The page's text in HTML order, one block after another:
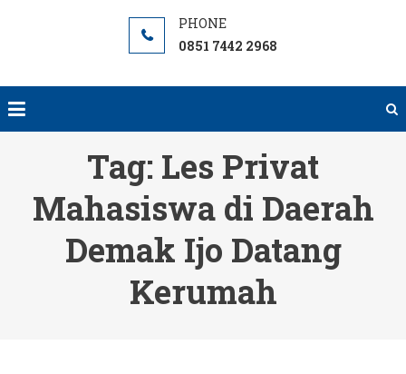
0851 7442 2968
Tag: Les Privat
Mahasiswa di Daerah
Demak Ijo Datang
Kerumah